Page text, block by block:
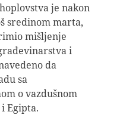
je nakon
sredinom marta,
mišljenje
i
da
sa
o vazdušnom
Egipta.